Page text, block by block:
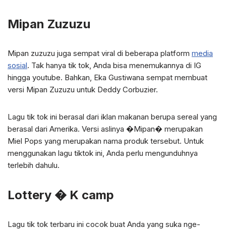
Mipan Zuzuzu
Mipan zuzuzu juga sempat viral di beberapa platform media
sosial. Tak hanya tik tok, Anda bisa menemukannya di IG
hingga youtube. Bahkan, Eka Gustiwana sempat membuat
versi Mipan Zuzuzu untuk Deddy Corbuzier.
Lagu tik tok ini berasal dari iklan makanan berupa sereal yang
berasal dari Amerika. Versi aslinya �Mipan� merupakan
Miel Pops yang merupakan nama produk tersebut. Untuk
menggunakan lagu tiktok ini, Anda perlu mengunduhnya
terlebih dahulu.
Lottery � K camp
Lagu tik tok terbaru ini cocok buat Anda yang suka nge-